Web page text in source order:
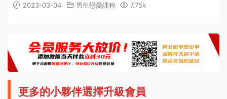
2023-03-04 男生戀愛課程 7.75k
更多的小夥伴選擇升級會員